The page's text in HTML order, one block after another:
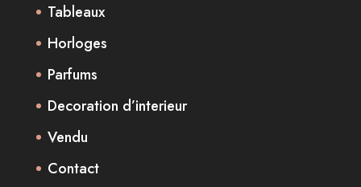
Tableaux
Horloges
Parfums
Decoration d’interieur
Vendu
Contact